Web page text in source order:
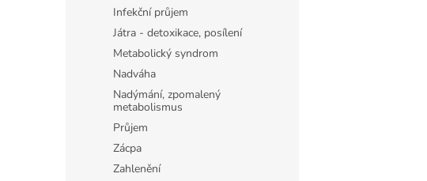
Infekční průjem
Játra - detoxikace, posílení
Metabolický syndrom
Nadváha
Nadýmání, zpomalený
metabolismus
Průjem
Zácpa
Zahlenění